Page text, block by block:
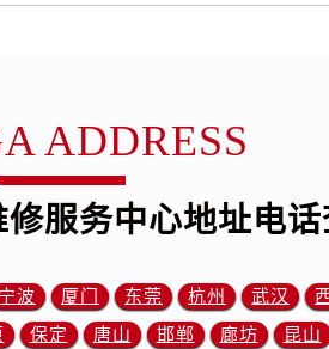
预约）
（需提前预约）
提前预约）
需提前预约）
欧米茄售后服务中心（需提前预约）
ADDRESS
服务中心地址电
宁波 厦门 东莞 杭州 武汉
保定 唐山 邯郸 廊坊
昆山